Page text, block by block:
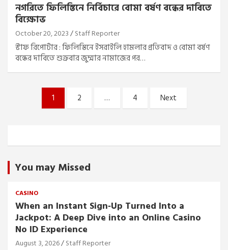
নগরিতে ফিলিস্তিনে নির্বিচারে বোমা বর্ষণ বন্ধের দাবিতে
বিক্ষোভ
October 20, 2023 Staff Reporter
স্টাফ রিপোর্টার : ফিলিস্তিনে ইসরাইলি হামলার প্রতিবাদ ও বোমা বর্ষণ
বন্ধের দাবিতে শুক্রবার জুম্মার নামাজের পর…
pagination
1 2 … 4 Next
You may Missed
CASINO
When an Instant Sign‑Up Turned Into a
Jackpot: A Deep Dive into an Online Casino
No ID Experience
August 3, 2026 Staff Reporter